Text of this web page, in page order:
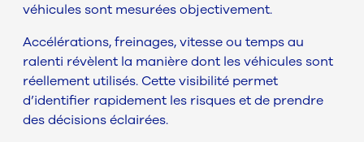
véhicules sont mesurées objectivement.
Accélérations, freinages, vitesse ou temps au
ralenti révèlent la manière dont les véhicules sont
réellement utilisés. Cette visibilité permet
d’identifier rapidement les risques et de prendre
des décisions éclairées.